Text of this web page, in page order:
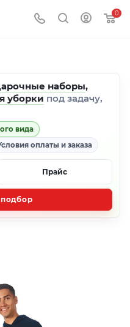
0
наборы,
уборки под задачу,
вида
оплаты и заказа
Прайс